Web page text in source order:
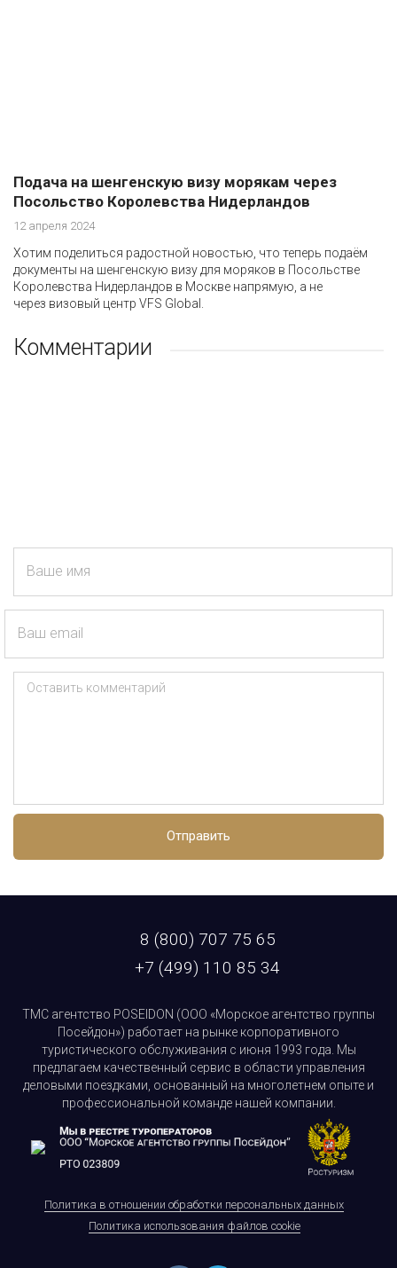
Подача на шенгенскую визу морякам через
Посольство Королевства Нидерландов
12 апреля 2024
Хотим поделиться радостной новостью, что теперь подаём
документы на шенгенскую визу для моряков в Посольстве
Королевства Нидерландов в Москве напрямую, а не
через визовый центр VFS Global.
Комментарии
Ваше имя
Ваш email
Оставить комментарий
Отправить
8 (800) 707 75 65
+7 (499) 110 85 34
ТМС агентство POSEIDON (ООО «Морское агентство группы
Посейдон») работает на рынке корпоративного
туристического обслуживания с июня 1993 года. Мы
предлагаем качественный сервис в области управления
деловыми поездками, основанный на многолетнем опыте и
профессиональной команде нашей компании.
Политика в отношении обработки персональных данных
Политика использования файлов cookie